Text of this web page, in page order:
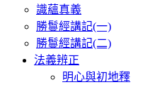
識蘊真義
勝鬘經講記(一)
勝鬘經講記(二)
法義辨正
明心與初地釋